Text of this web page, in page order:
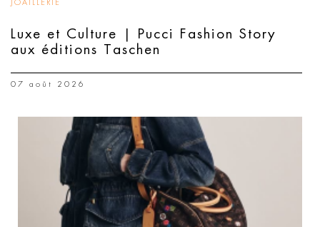
JOAILLERIE
Luxe et Culture | Pucci Fashion Story
aux éditions Taschen
07 août 2026